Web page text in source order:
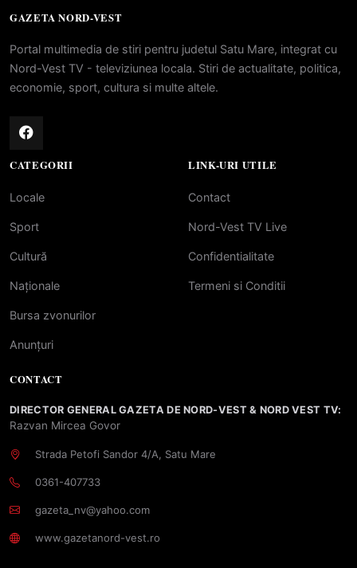
GAZETA NORD-VEST
Portal multimedia de stiri pentru judetul Satu Mare, integrat cu
Nord-Vest TV - televiziunea locala. Stiri de actualitate, politica,
economie, sport, cultura si multe altele.
CATEGORII
Locale
Sport
Cultură
Naționale
Bursa zvonurilor
Anunțuri
LINK-URI UTILE
Contact
Nord-Vest TV Live
Confidentialitate
Termeni si Conditii
CONTACT
DIRECTOR GENERAL GAZETA DE NORD-VEST & NORD VEST TV:
Razvan Mircea Govor
Strada Petofi Sandor 4/A, Satu Mare
0361-407733
gazeta_nv@yahoo.com
www.gazetanord-vest.ro